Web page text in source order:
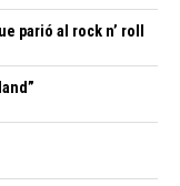
parió al rock n’ roll